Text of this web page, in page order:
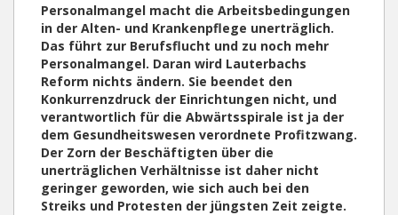
Personalmangel macht die Arbeitsbedingungen
in der Alten- und Krankenpflege unerträglich.
Das führt zur Berufsflucht und zu noch mehr
Personalmangel. Daran wird Lauterbachs
Reform nichts ändern. Sie beendet den
Konkurrenzdruck der Einrichtungen nicht, und
verantwortlich für die Abwärtsspirale ist ja der
dem Gesundheitswesen verordnete Profitzwang.
Der Zorn der Beschäftigten über die
unerträglichen Verhältnisse ist daher nicht
geringer geworden, wie sich auch bei den
Streiks und Protesten der jüngsten Zeit zeigte.